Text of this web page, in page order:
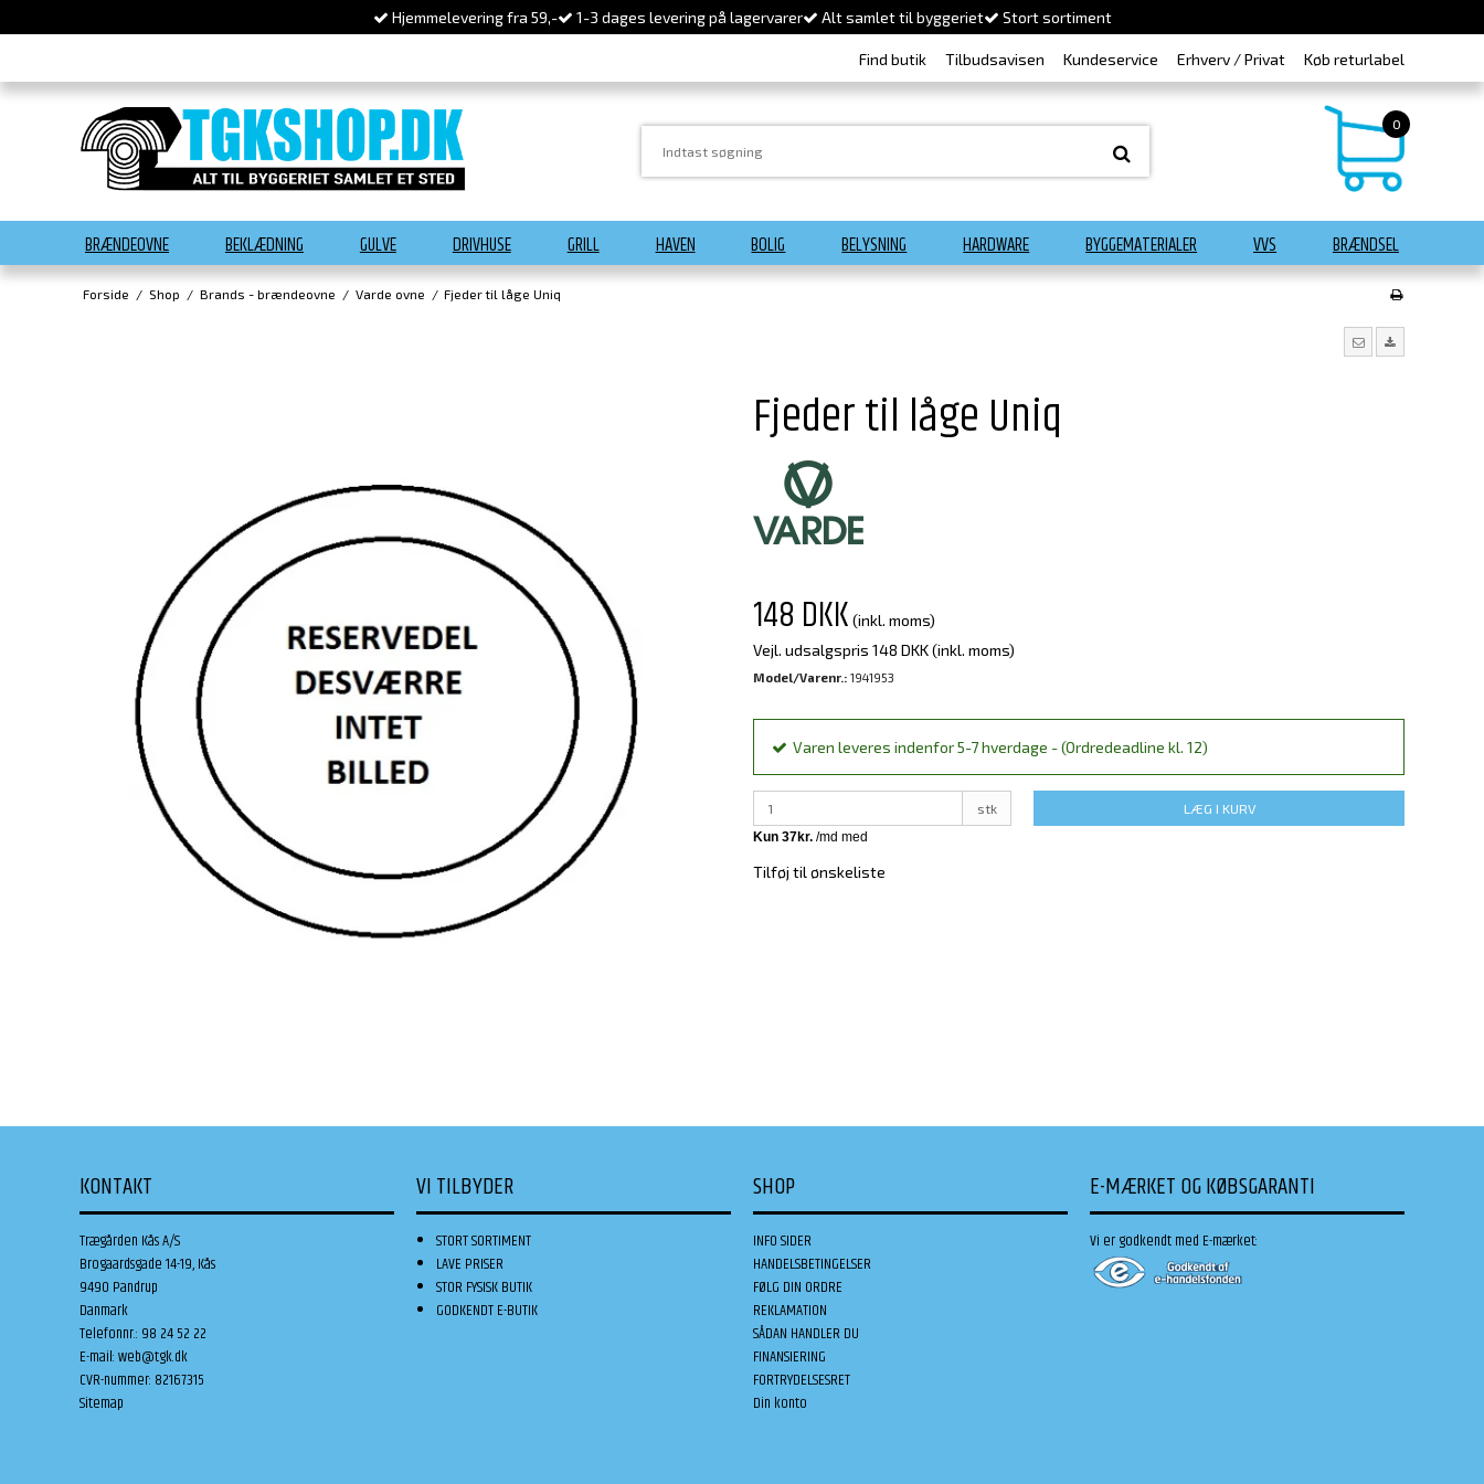
Hjemmelevering fra 59,- 1-3 dages levering på lagervarer Alt samlet til byggeriet Stort sortiment
Find butik Tilbudsavisen Kundeservice Erhverv / Privat Køb returlabel
0
BRÆNDEOVNE BEKLÆDNING GULVE DRIVHUSE GRILL HAVEN BOLIG BELYSNING HARDWARE BYGGEMATERIALER VVS BRÆNDSEL
Forside / Shop / Brands - brændeovne / Varde ovne / Fjeder til låge Uniq
Fjeder til låge Uniq
148 DKK (inkl. moms)
Vejl. udsalgspris 148 DKK(inkl. moms)
Model/Varenr.: 1941953
Varen leveres indenfor 5-7 hverdage - (Ordredeadline kl. 12)
stk LÆG I KURV
Tilføj til ønskeliste
KONTAKT
Trægården Kås A/S
Brogaardsgade 14-19, Kås
9490 Pandrup
Danmark
Telefonnr.: 98 24 52 22
E-mail:web@tgk.dk
CVR-nummer: 82167315
Sitemap
VI TILBYDER
STORT SORTIMENT
LAVE PRISER
STOR FYSISK BUTIK
GODKENDT E-BUTIK
SHOP
INFO SIDER
HANDELSBETINGELSER
FØLG DIN ORDRE
REKLAMATION
SÅDAN HANDLER DU
FINANSIERING
FORTRYDELSESRET
Din konto
E-MÆRKET OG KØBSGARANTI
Vi er godkendt med E-mærket: